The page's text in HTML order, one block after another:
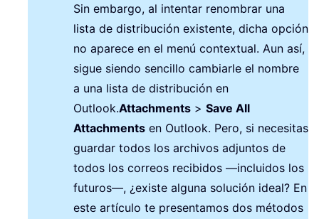
Sin embargo, al intentar renombrar una
lista de distribución existente, dicha opción
no aparece en el menú contextual. Aun así,
sigue siendo sencillo cambiarle el nombre
a una lista de distribución en
Outlook.Attachments > Save All
Attachments en Outlook. Pero, si necesitas
guardar todos los archivos adjuntos de
todos los correos recibidos —incluidos los
futuros—, ¿existe alguna solución ideal? En
este artículo te presentamos dos métodos